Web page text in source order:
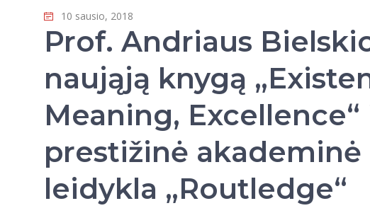
10 sausio, 2018
Prof. Andriaus
naująją knygą
Meaning,
prestižinė akademinė
leidykla „Routledge“